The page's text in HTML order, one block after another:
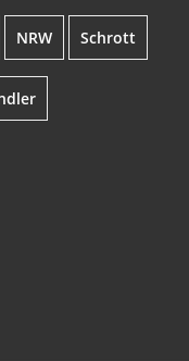
NRW Schrott